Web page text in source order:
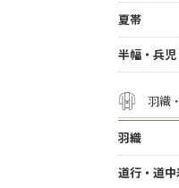
夏帯
半幅・兵
羽織
羽織
道行・道